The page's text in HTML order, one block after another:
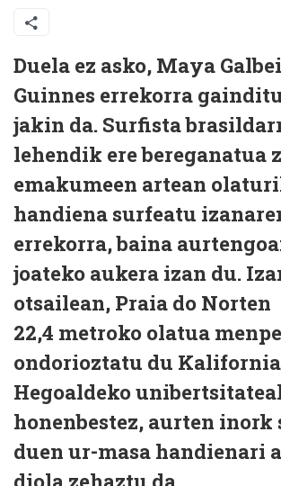
Duela ez asko, Maya
Guinnes errekorra
jakin da. Surfista
lehendik ere bereganatua
emakumeen artean
handiena surfeatu
errekorra, baina
joateko aukera izan du.
otsailean, Praia do Norten
22,4 metroko olatua
ondorioztatu du Kalifornia
Hegoaldeko
honenbestez, aurten inork
duen ur-masa handienari